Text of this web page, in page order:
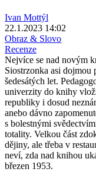
Ivan Mottýl
22.1.2023 14:02
Obraz & Slovo
Recenze
Nejvíce se nad novým
Siostrzonka asi dojmou
šedesátých let.
univerzity do knihy
republiky i dosud
anebo dávno
s bolestnými
totality. Velkou část
dějiny, ale třeba v
neví, zda nad knihou
březen 1953.